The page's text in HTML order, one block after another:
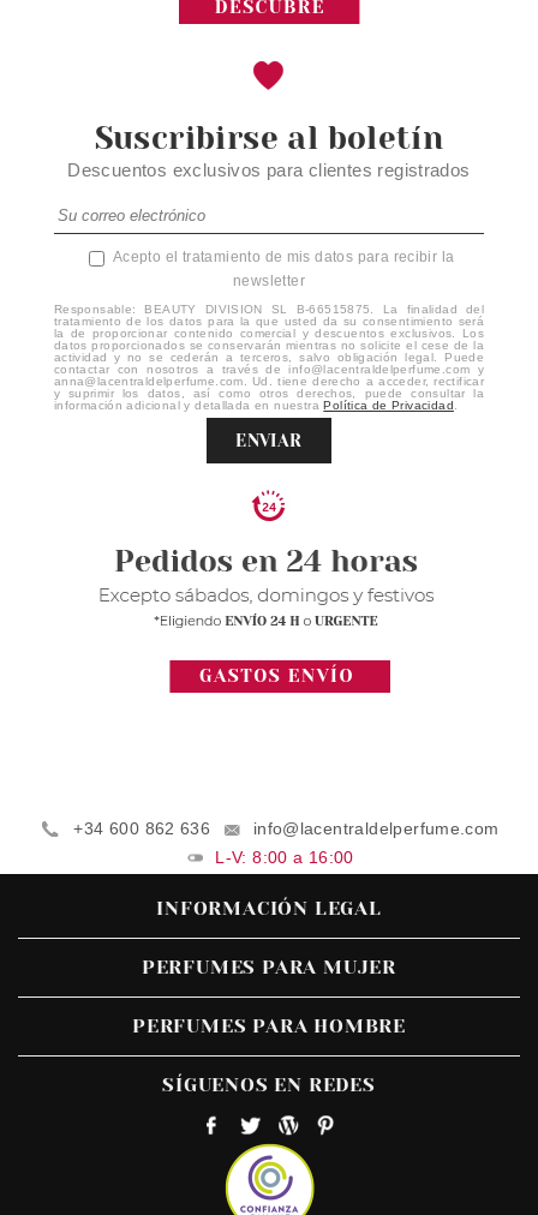
Suscribirse al boletín
Descuentos exclusivos para clientes registrados
Acepto el tratamiento de mis datos para recibir la
newsletter
Responsable: BEAUTY DIVISION SL B-66515875. La finalidad del
tratamiento de los datos para la que usted da su consentimiento será
la de proporcionar contenido comercial y descuentos exclusivos. Los
datos proporcionados se conservarán mientras no solicite el cese de la
actividad y no se cederán a terceros, salvo obligación legal. Puede
contactar con nosotros a través de info@lacentraldelperfume.com y
anna@lacentraldelperfume.com. Ud. tiene derecho a acceder, rectificar
y suprimir los datos, así como otros derechos, puede consultar la
información adicional y detallada en nuestraPolítica de Privacidad
ENVIAR
+34 600 862 636
info@lacentraldelperfume.com
L-V: 8:00 a 16:00
INFORMACIÓN LEGAL
PERFUMES PARA MUJER
PERFUMES PARA HOMBRE
SÍGUENOS EN REDES